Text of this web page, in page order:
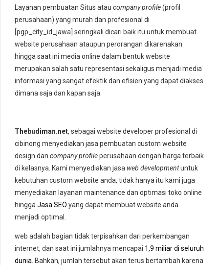
Layanan pembuatan Situs atau company profile(profil
perusahaan) yang murah dan profesional di
[pgp_city_id_jawa] seringkali dicari baik itu untuk membuat
website perusahaan ataupun perorangan dikarenakan
hingga saat ini media online dalam bentuk website
merupakan salah satu representasi sekaligus menjadi media
informasi yang sangat efektik dan efisien yang dapat diakses
dimana saja dan kapan saja.
Thebudiman.net, sebagai website developer profesional di
cibinong menyediakan jasa pembuatan custom website
design dan company profileperusahaan dengan harga terbaik
di kelasnya. Kami menyediakan jasa web developmentuntuk
kebutuhan custom website anda, tidak hanya itu kami juga
menyediakan layanan maintenance dan optimasi toko online
hingga Jasa SEO yang dapat membuat website anda
menjadi optimal.
web adalah bagian tidak terpisahkan dari perkembangan
internet, dan saat ini jumlahnya mencapai 1,9 miliar di seluruh
dunia . Bahkan, jumlah tersebut akan terus bertambah karena